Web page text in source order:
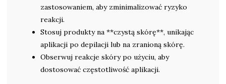
zastosowaniem, aby zminimalizować ryzyko
reakcji.
Stosuj produkty na **czystą skórę**, unikając
aplikacji po depilacji lub na zranioną skórę.
Obserwuj reakcje skóry po użyciu, aby
dostosować częstotliwość aplikacji.